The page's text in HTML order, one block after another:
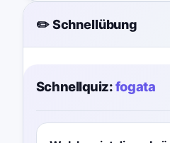
✏️ Schnellübung
Schnellquiz:fogata